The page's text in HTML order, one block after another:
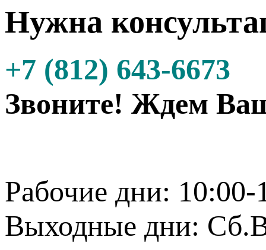
Нужна
+7 (812) 643-6673
Звоните! Ждем
Рабочие дни: 10:00-
Выходные дни: